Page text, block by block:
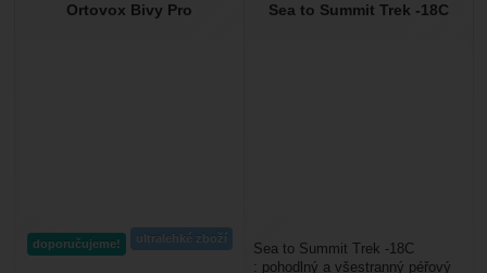
Ortovox Bivy Pro
doporučujeme! ultralehké zboží
Sea to Summit Trek -18C
Sea to Summit Trek -18C
: pohodlný a všestranný péřový